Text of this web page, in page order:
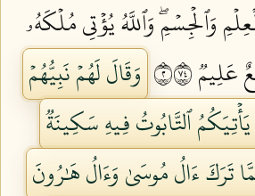
وَٱلۡجِسۡمِۖ وَٱللَّهُ يُؤۡتِي مُلۡكَهُۥ
٢٤٧
وَقَالَ لَهُمۡ نَبِيُّهُمۡ
ٱلتَّابُوتُ فِيهِ سَكِينَةٞ
تَرَكَ ءَالُ مُوسَىٰ وَءَالُ هَٰرُونَ